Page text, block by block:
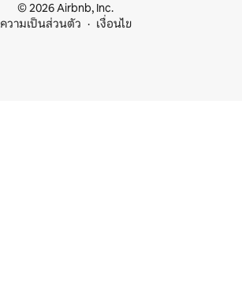
© 2026 Airbnb, Inc.
ความเป็นส่วนตัว
เงื่อนไข